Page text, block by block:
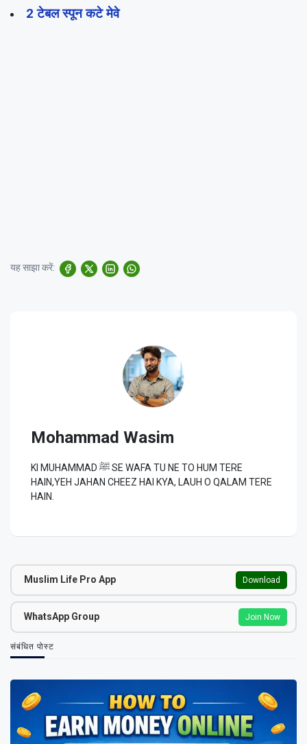
2 टेबल स्पून कटे मेवे
यह साझा करें:
Mohammad Wasim
KI MUHAMMAD ﷺ SE WAFA TU NE TO HUM TERE
HAIN,YEH JAHAN CHEEZ HAI KYA, LAUH O QALAM TERE
HAIN.
Muslim Life Pro App Download
WhatsApp Group Join Now
संबंधित पोस्ट